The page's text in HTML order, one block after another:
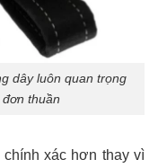
dây luôn quan trọng
thuần
xác hơn thay vì